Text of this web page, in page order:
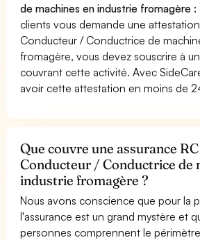
de machines en industrie fromagère :
clients vous demande une
Conducteur / Conductrice de
fromagère, vous devez souscrire à
couvrant cette activité. Avec
avoir cette attestation en moins de
Que couvre une assurance
Conducteur / Conductrice de
industrie fromagère ?
Nous avons conscience que pour la
l'assurance est un grand mystère et
personnes comprennent le